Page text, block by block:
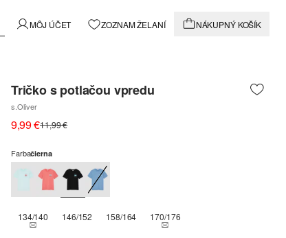
MÔJ ÚČET ZOZNAM ŽELANÍ NÁKUPNÝ KOŠÍK
Tričko s potlačou vpredu
s.Oliver
9,99 €11,99 €
Farbačierna
134/140THIS SIZE IS CURRENTLY OUT OF STOCK
146/152 158/164 170/176THIS SIZE IS CURRENTLY OUT